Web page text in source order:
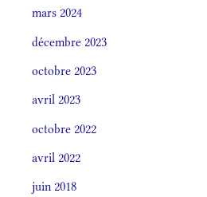
mars 2024
décembre 2023
octobre 2023
avril 2023
octobre 2022
avril 2022
juin 2018